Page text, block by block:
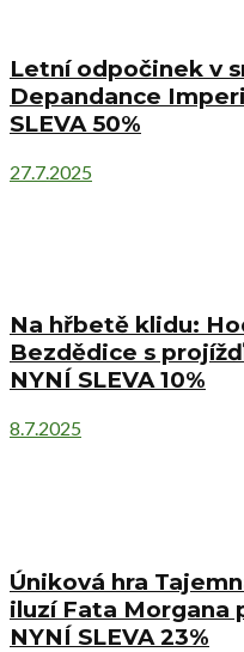
Letní odpočinek v
Depandance
SLEVA 50%
27.7.2025
Na hřbetě klidu:
Bezdědice s
NYNÍ SLEVA 10%
8.7.2025
Úniková hra
iluzí Fata Morgana
NYNÍ SLEVA 23%